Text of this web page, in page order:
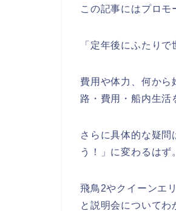
この記事にはプロモ
「定年後にふたり
費用や体力、何から
路・費用・船内生活
さらに具体的な疑問
う！」に変わるはず
飛鳥2やクイーンエ
と説明会についてわ